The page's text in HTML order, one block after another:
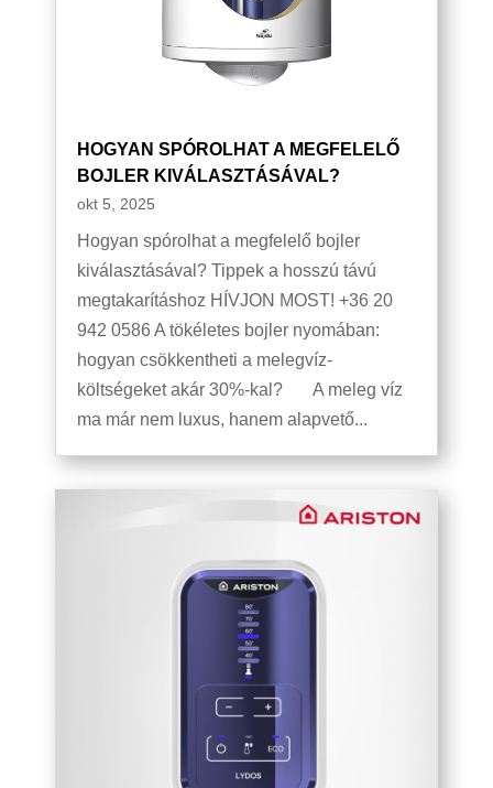
HOGYAN SPÓROLHAT A MEGFELELŐ
BOJLER KIVÁLASZTÁSÁVAL?
okt 5, 2025
Hogyan spórolhat a megfelelő bojler
kiválasztásával? Tippek a hosszú távú
megtakarításhoz HÍVJON MOST! +36 20
942 0586 A tökéletes bojler nyomában:
hogyan csökkentheti a melegvíz-
költségeket akár 30%-kal? A meleg víz
ma már nem luxus, hanem alapvető...